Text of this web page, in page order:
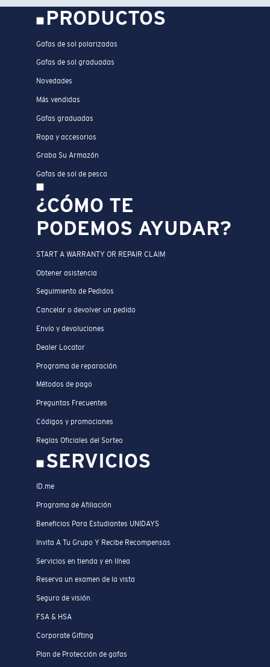
PRODUCTOS
Gafas de sol polarizadas
Gafas de sol graduadas
Novedades
Más vendidas
Gafas graduadas
Ropa y accesorios
Graba Su Armazón
Gafas de sol de pesca
¿CÓMO TE
PODEMOS AYUDAR?
START A WARRANTY OR REPAIR CLAIM
Obtener asistencia
Seguimiento de Pedidos
Cancelar o devolver un pedido
Envío y devoluciones
Dealer Locator
Programa de reparación
Métodos de pago
Preguntas Frecuentes
Códigos y promociones
Reglas Oficiales del Sorteo
SERVICIOS
ID.me
Programa de Afiliación
Beneficios Para Estudiantes UNIDAYS
Invita A Tu Grupo Y Recibe Recompensas
Servicios en tienda y en línea
Reserva un examen de la vista
Seguro de visión
FSA & HSA
Corporate Gifting
Plan de Protección de gafas